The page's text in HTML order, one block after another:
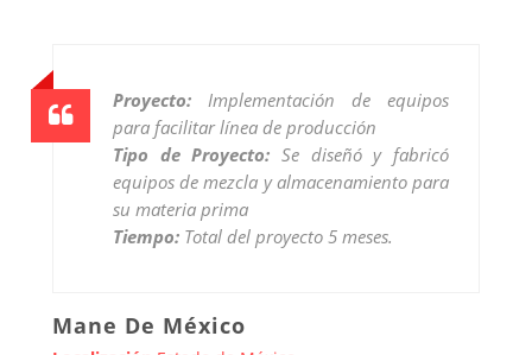
Proyecto: Implementación de equipos
para facilitar línea de producción
Tipo de Proyecto: Se diseñó y fabricó
equipos de mezcla y almacenamiento para
su materia prima
Tiempo: Total del proyecto 5 meses.
Mane De México